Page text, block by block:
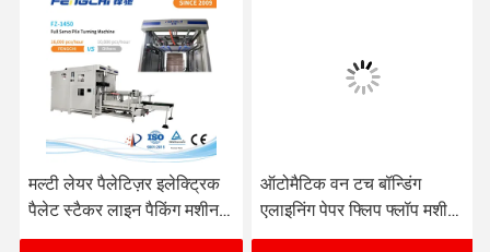
मल्टी लेयर पैलेटिज़र इलेक्ट्रिक
पैलेट स्टैकर लाइन पैकिंग मशीन
पेपर बोर्ड के लिए
ऑटोमैटिक वन टच बॉन्डिंग
एलाइनिंग पेपर फ्लिप फ्लॉप मशीन
ऑटो पैलेट फीडिंग के साथ